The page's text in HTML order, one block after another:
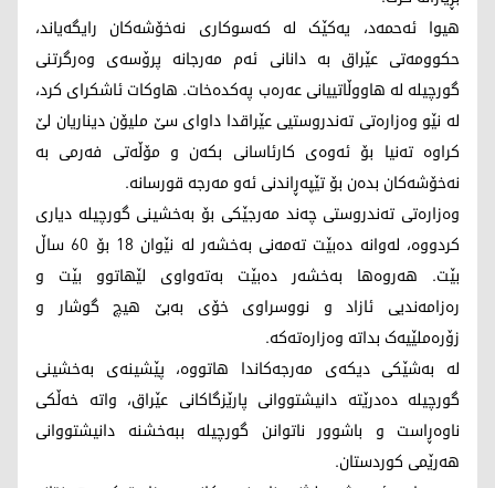
هیوا ئەحمەد، یەکێک لە کەسوکاری نەخۆشەکان رایگەیاند،
حکوومەتی عێراق بە دانانی ئەم مەرجانە پرۆسەی وەرگرتنی
گورچیلە لە هاووڵاتییانی عەرەب پەکدەخات. هاوکات ئاشکرای کرد،
لە نێو وەزارەتی تەندروستیی عێراقدا داوای سێ ملیۆن دیناریان لێ
کراوە تەنیا بۆ ئەوەی کارئاسانی بکەن و مۆڵەتی فەرمی بە
نەخۆشەکان بدەن بۆ تێپەڕاندنی ئەو مەرجە قورسانە.
وەزارەتی تەندروستی چەند مەرجێکی بۆ بەخشینی گورچیلە دیاری
کردووە، لەوانە دەبێت تەمەنی بەخشەر لە نێوان 18 بۆ 60 ساڵ
بێت. هەروەها بەخشەر دەبێت بەتەواوی لێهاتوو بێت و
رەزامەندیی ئازاد و نووسراوی خۆی بەبێ هیچ گوشار و
زۆرەملێیەک بداتە وەزارەتەکە.
لە بەشێکی دیکەی مەرجەکاندا هاتووە، پێشینەی بەخشینی
گورچیلە دەدرێتە دانیشتووانی پارێزگاکانی عێراق، واتە خەڵکی
ناوەڕاست و باشوور ناتوانن گورچیلە ببەخشنە دانیشتووانی
هەرێمی کوردستان.